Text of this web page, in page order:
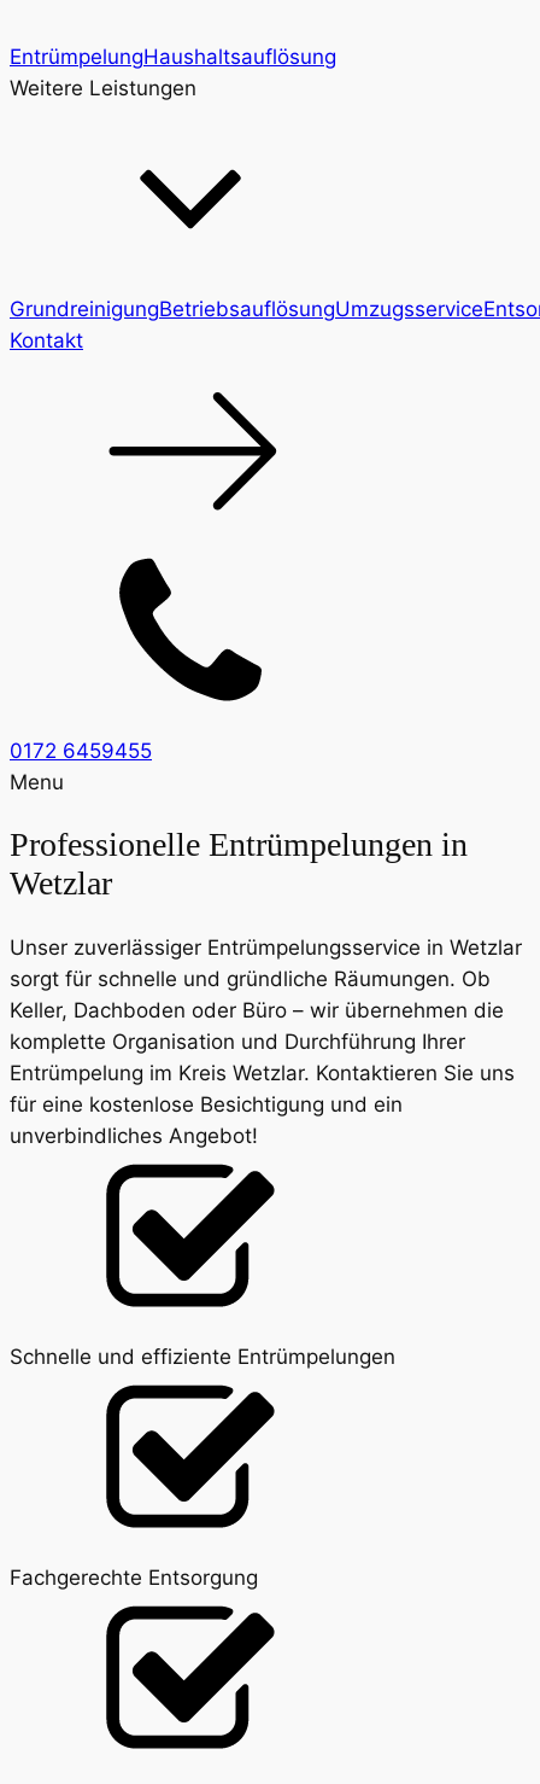
EntrümpelungHaushaltsauflösung
Weitere Leistungen
GrundreinigungBetriebsauflösungUmzugsservice
Kontakt
0172 6459455
Menu
Professionelle Entrümpelungen in
Wetzlar
Unser zuverlässiger Entrümpelungsservice in Wetzlar
sorgt für schnelle und gründliche Räumungen. Ob
Keller, Dachboden oder Büro – wir übernehmen die
komplette Organisation und Durchführung Ihrer
Entrümpelung im Kreis Wetzlar. Kontaktieren Sie uns
für eine kostenlose Besichtigung und ein
unverbindliches Angebot!
Schnelle und effiziente Entrümpelungen
Fachgerechte Entsorgung